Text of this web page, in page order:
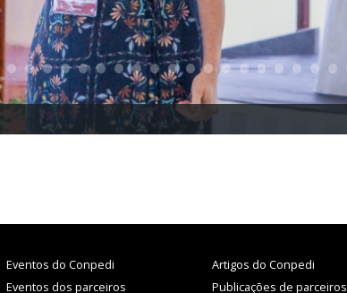
Eventos do Conpedi
Eventos dos parceiros
Artigos do Conpedi
Publicações de parceiros